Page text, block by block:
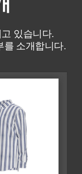
있습니다.
를 소개합니다.